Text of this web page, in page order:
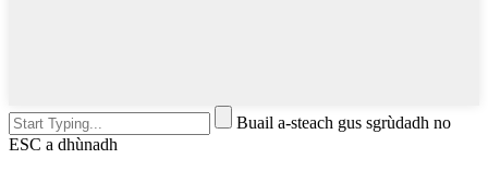
Buail a-steach gus sgrùdadh no
ESC a dhùnadh